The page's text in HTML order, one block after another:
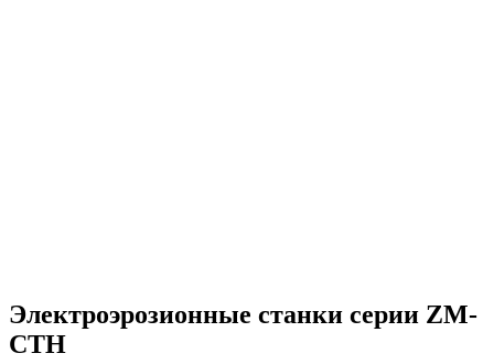
Электроэрозионные станки серии ZM-
CTH